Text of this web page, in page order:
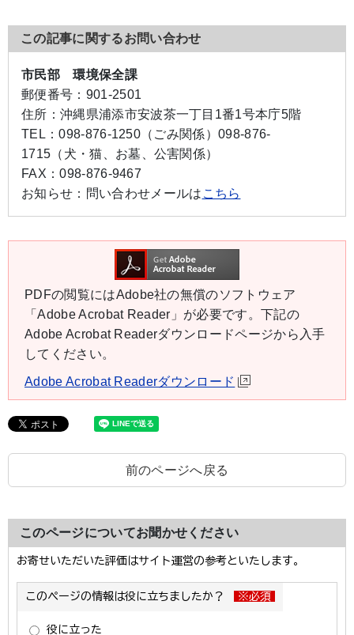
この記事に関するお問い合わせ
市民部 環境保全課
郵便番号： 901-2501
住所： 沖縄県浦添市安波茶一丁目1番1号本庁5階
TEL：098-876-1250（ごみ関係）098-876-
1715（犬・猫、お墓、公害関係）
FAX：098-876-9467
お知らせ： 問い合わせメールは こちら
PDFの閲覧にはAdobe社の無償のソフトウェア
「Adobe Acrobat Reader」が必要です。下記の
Adobe Acrobat Readerダウンロードページから入手
してください。
Adobe Acrobat Readerダウンロード
前のページへ戻る
このページについてお聞かせください